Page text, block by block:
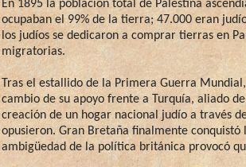
En 1895 la población total de Palestina
ocupaban el 99% de la tierra; 47.000 eran
los judíos se dedicaron a comprar tierras en
migratorias.
Tras el estallido de la Primera Guerra Mundial,
cambio de su apoyo frente a Turquía, aliado
creación de un hogar nacional judío a través
opusieron. Gran Bretaña finalmente conquistó
ambigüedad de la política británica provocó